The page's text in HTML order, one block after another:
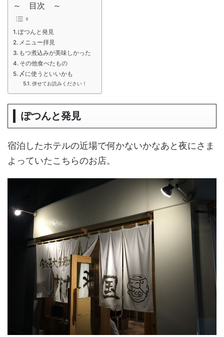
～ 目次 ～
ぽつんと発見
メニュー拝見
もつ煮込みが美味しかった
その他食べたもの
〆に使うといいかも
併せてお読みください！
ぽつんと発見
宿泊したホテルの近場で何かないかなあと夜にさま
よっていたこちらのお店。